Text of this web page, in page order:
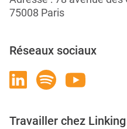
75008 Paris
Réseaux sociaux
Travailler chez